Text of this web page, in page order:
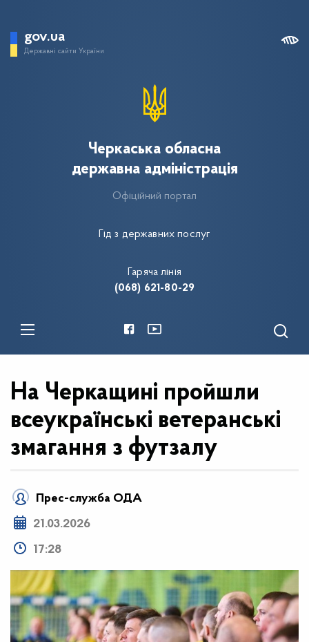
gov.ua
Державні сайти України
Гід з державних послуг
Черкаська обласна
державна адміністрація
Офіційний портал
Гаряча лінія
(068) 621-80-29
На Черкащині пройшли
всеукраїнські ветеранські
змагання з футзалу
Прес-служба ОДА
21.03.2026
17:28